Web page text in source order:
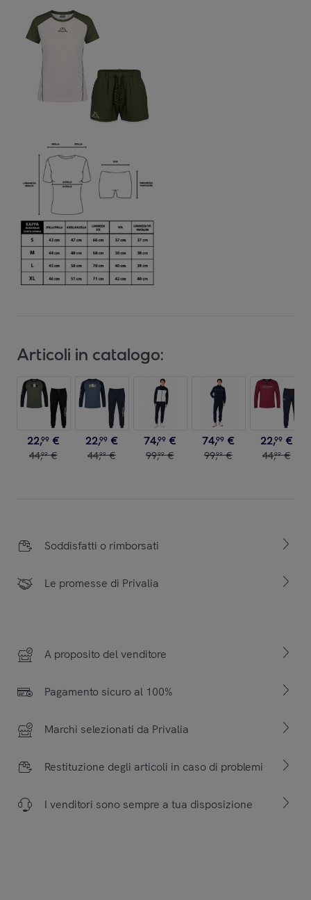
Articoli in catalogo:
22,99 €
44,99 €
22,99 €
44,99 €
74,99 €
99,99 €
74,99 €
99,99 €
22,99 €
44,99 €
Soddisfatti o rimborsati
Le promesse di Privalia
A proposito del venditore
Pagamento sicuro al 100%
Marchi selezionati da Privalia
Restituzione degli articoli in caso di problemi
I venditori sono sempre a tua disposizione